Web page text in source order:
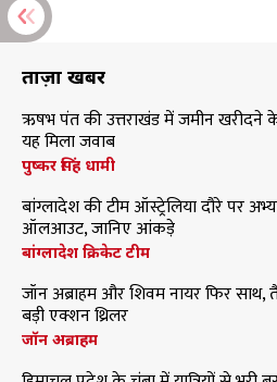
ताज़ा खबरें
ऋषभ पंत की उत्तराखंड में जमीन खरीदने
यह मिला जवाब
पुष्कर सिंह धामी
बांग्लादेश की टीम ऑस्ट्रेलिया दौरे पर
ऑलआउट, जानिए आंकड़े
बांग्लादेश क्रिकेट टीम
जॉन अब्राहम और शिवम नायर फिर साथ,
बड़ी एक्शन थ्रिलर
जॉन अब्राहम